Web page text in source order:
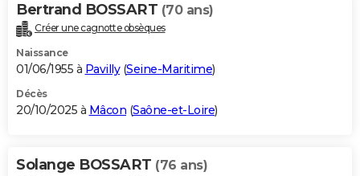
Bertrand BOSSART (70 ans)
Créer une cagnotte obsèques
Naissance
01/06/1955 à Pavilly(Seine-Maritime)
Décès
20/10/2025 à Mâcon (Saône-et-Loire)
Solange BOSSART (76 ans)